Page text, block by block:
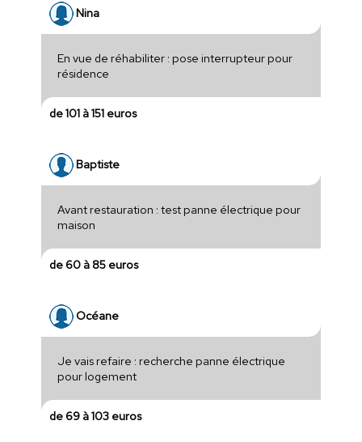
Nina
En vue de réhabiliter : pose interrupteur pour
résidence
de 101 à 151 euros
Baptiste
Avant restauration : test panne électrique pour
maison
de 60 à 85 euros
Océane
Je vais refaire : recherche panne électrique
pour logement
de 69 à 103 euros